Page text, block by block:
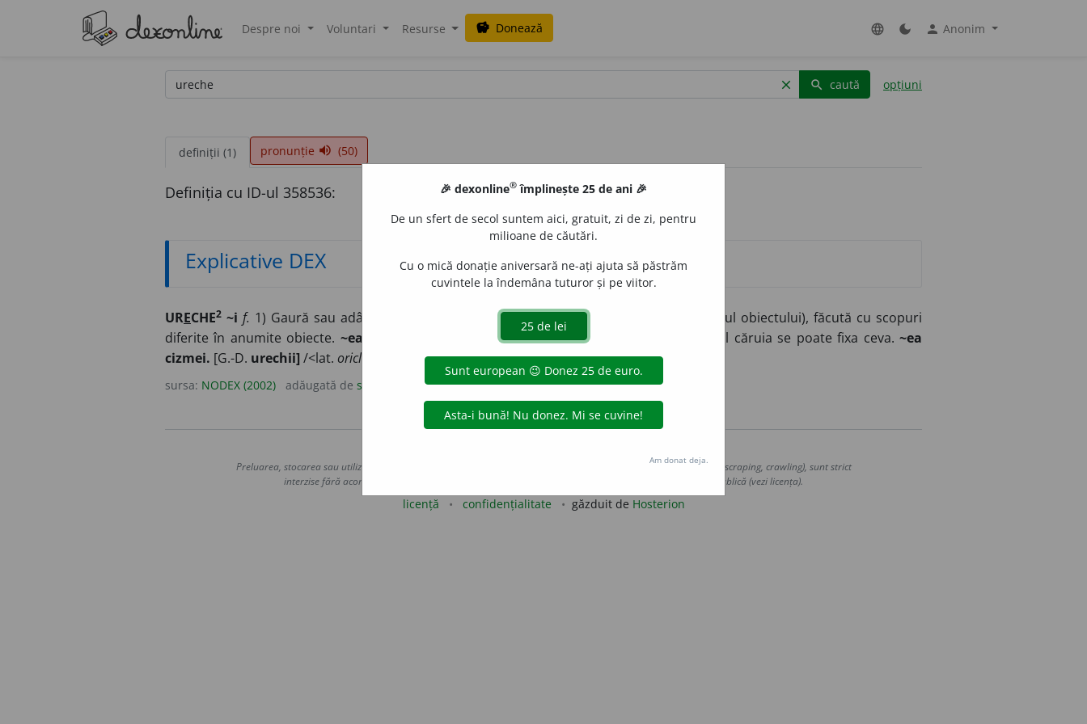
Despre noi Voluntari Resurse savings Donează language dark_mode person Anonim
clear search caută opțiuni
definiții (1) pronunție volume_up (50)
Definiția cu ID-ul 358536:
Explicative DEX
URECHE2 ~i f. 1) Gaură sau adâncitură de dimensiuni reduse (corespunzătoare cu volumul obiectului), făcută cu scopuri
diferite în anumite obiecte. ~ea acului. 2) Obiect de care se poate apuca sau cu ajutorul căruia se poate fixa ceva.~ea
cizmei. [G.-D. urechii]/<lat. oricla
sursa: NODEX (2002) adăugată de siveco acțiuni
Preluarea, stocarea sau utilizarea datelor de pe acest site, inclusiv prin orice metode de extragere automată (web scraping, crawling), sunt strict
interzise fără acordul nostru prealabil scris, cu excepția seturilor de date oferite oficial spre utilizare publică (vezi licența).
licență confidențialitate găzduit de Hosterion
🎉 dexonline® împlinește 25 de ani 🎉
De un sfert de secol suntem aici, gratuit, zi de zi, pentru
milioane de căutări.
Cu o mică donație aniversară ne-ați ajuta să păstrăm
cuvintele la îndemâna tuturor și pe viitor.
Am donat deja.